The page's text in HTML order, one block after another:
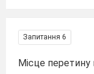
Запитання 6
Місце перетину